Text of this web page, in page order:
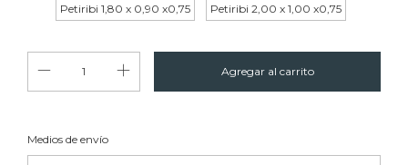
Petiribi 1,80 x 0,90 x0,75 Petiribi 2,00 x 1,00 x0,75
Entregas para el CP:
Medios de envío